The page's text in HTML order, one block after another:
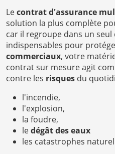
Lecontrat d'assurance
solution la plus complète
car il regroupe dans un
indispensables pour
commerciaux, votre
contrat sur mesure agit
contre les risques du
l'incendie,
l'explosion,
la foudre,
ledégât des eaux
les catastrophes